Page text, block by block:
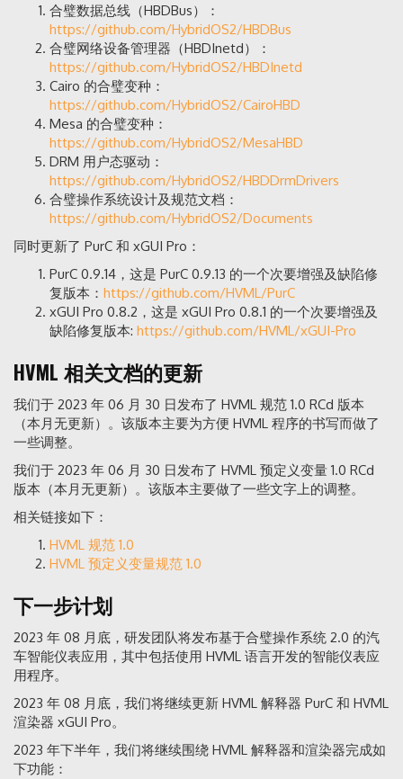
合璧数据总线（HBDBus）：
https://github.com/HybridOS2/HBDBus
合璧网络设备管理器（HBDInetd）：
https://github.com/HybridOS2/HBDInetd
Cairo 的合璧变种：
https://github.com/HybridOS2/CairoHBD
Mesa 的合璧变种：
https://github.com/HybridOS2/MesaHBD
DRM 用户态驱动：
https://github.com/HybridOS2/HBDDrmDrivers
合璧操作系统设计及规范文档：
https://github.com/HybridOS2/Documents
同时更新了 PurC 和 xGUI Pro：
PurC 0.9.14，这是 PurC 0.9.13 的一个次要增强及缺陷修
复版本： https://github.com/HVML/PurC
xGUI Pro 0.8.2，这是 xGUI Pro 0.8.1 的一个次要增强及
缺陷修复版本: https://github.com/HVML/xGUI-Pro
HVML 相关文档的更新
我们于 2023 年 06 月 30 日发布了 HVML 规范 1.0 RCd 版本
（本月无更新）。该版本主要为方便 HVML 程序的书写而做了
一些调整。
我们于 2023 年 06 月 30 日发布了 HVML 预定义变量 1.0 RCd
版本（本月无更新）。该版本主要做了一些文字上的调整。
相关链接如下：
HVML 规范 1.0
HVML 预定义变量规范 1.0
下一步计划
2023 年 08 月底，研发团队将发布基于合璧操作系统 2.0 的汽
车智能仪表应用，其中包括使用 HVML 语言开发的智能仪表应
用程序。
2023 年 08 月底，我们将继续更新 HVML 解释器 PurC 和 HVML
渲染器 xGUI Pro。
2023 年下半年，我们将继续围绕 HVML 解释器和渲染器完成如
下功能：